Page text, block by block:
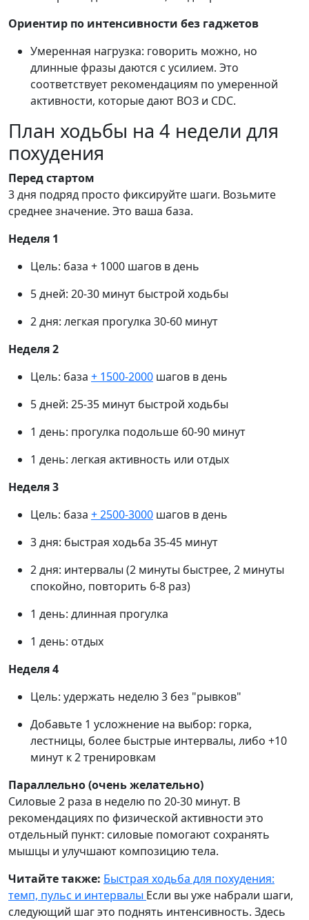
Ориентир по интенсивности без гаджетов
Умеренная нагрузка: говорить можно, но
длинные фразы даются с усилием. Это
соответствует рекомендациям по умеренной
активности, которые дают ВОЗ и CDC.
План ходьбы на 4 недели для
похудения
Перед стартом
3 дня подряд просто фиксируйте шаги. Возьмите
среднее значение. Это ваша база.
Неделя 1
Цель: база + 1000 шагов в день
5 дней: 20-30 минут быстрой ходьбы
2 дня: легкая прогулка 30-60 минут
Неделя 2
Цель: база + 1500-2000 шагов в день
5 дней: 25-35 минут быстрой ходьбы
1 день: прогулка подольше 60-90 минут
1 день: легкая активность или отдых
Неделя 3
Цель: база + 2500-3000 шагов в день
3 дня: быстрая ходьба 35-45 минут
2 дня: интервалы (2 минуты быстрее, 2 минуты
спокойно, повторить 6-8 раз)
1 день: длинная прогулка
1 день: отдых
Неделя 4
Цель: удержать неделю 3 без "рывков"
Добавьте 1 усложнение на выбор: горка,
лестницы, более быстрые интервалы, либо +10
минут к 2 тренировкам
Параллельно (очень желательно)
Силовые 2 раза в неделю по 20-30 минут. В
рекомендациях по физической активности это
отдельный пункт: силовые помогают сохранять
мышцы и улучшают композицию тела.
Читайте также: Быстрая ходьба для похудения:
темп, пульс и интервалы Если вы уже набрали шаги,
следующий шаг это поднять интенсивность. Здесь